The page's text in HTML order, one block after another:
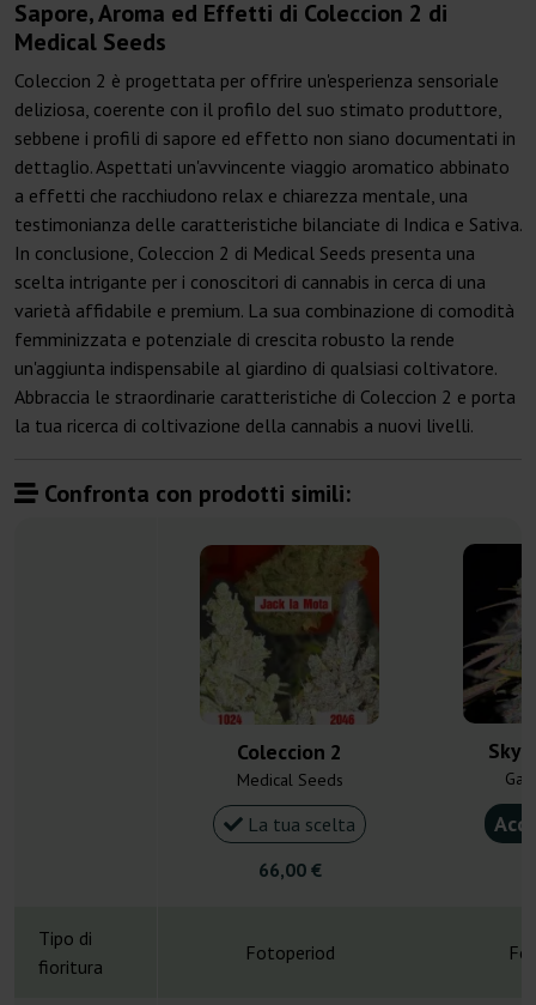
Sapore, Aroma ed Effetti di Coleccion 2 di
Medical Seeds
Coleccion 2 è progettata per offrire un'esperienza sensoriale
deliziosa, coerente con il profilo del suo stimato produttore,
sebbene i profili di sapore ed effetto non siano documentati in
dettaglio. Aspettati un'avvincente viaggio aromatico abbinato
a effetti che racchiudono relax e chiarezza mentale, una
testimonianza delle caratteristiche bilanciate di Indica e Sativa.
In conclusione, Coleccion 2 di Medical Seeds presenta una
scelta intrigante per i conoscitori di cannabis in cerca di una
varietà affidabile e premium. La sua combinazione di comodità
femminizzata e potenziale di crescita robusto la rende
un'aggiunta indispensabile al giardino di qualsiasi coltivatore.
Abbraccia le straordinarie caratteristiche di Coleccion 2 e porta
la tua ricerca di coltivazione della cannabis a nuovi livelli.
Confronta con prodotti simili:
Coleccion 2
Medical Seeds
La tua scelta
66,00 €
Tipo di
fioritura
Fotoperiod